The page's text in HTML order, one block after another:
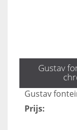
Gustav
Prijs: